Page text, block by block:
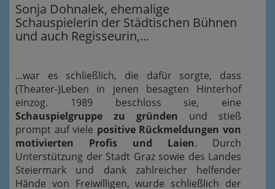
Sonja Dohnalek, ehemalige
Schauspielerin der Städtischen Bühnen
und auch Regisseurin,...
...war es schließlich, die dafür sorgte, dass
(Theater-)Leben in jenen besagten Hinterhof
einzog. 1989 beschloss sie, eine
Schauspielgruppe zu gründen und stieß
prompt auf viele positive Rückmeldungen von
motivierten Profis und Laien. Durch
Unterstützung der Stadt Graz sowie des Landes
Steiermark und dank zahlreicher helfender
Hände von Freiwilligen, wurde schließlich der